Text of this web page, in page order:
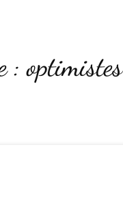
: optimistes